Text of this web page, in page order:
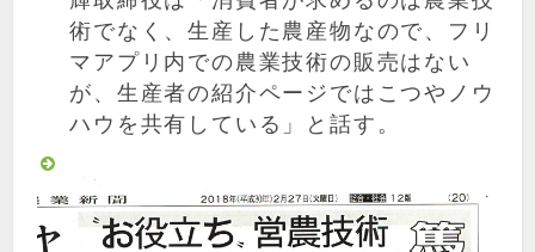
術でなく、生産した農産物なので、フリ
マアプリ内での農業技術の販売はない
が、生産者の紹介ページではこつやノウ
ハウを共有している」と話す。